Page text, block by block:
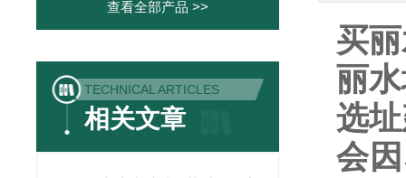
查看全部产品 >>
TECHNICAL ARTICLES
相关文章
买
丽
选
会